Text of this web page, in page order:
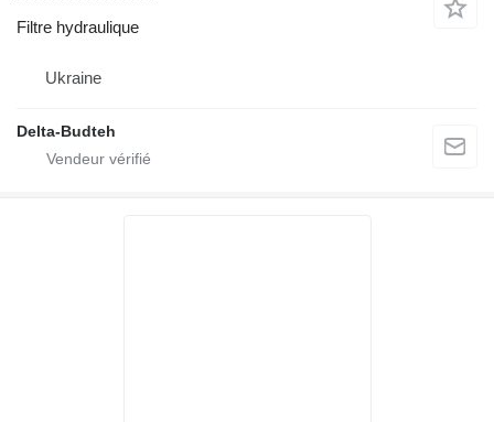
Filtre hydraulique
Ukraine
Delta-Budteh